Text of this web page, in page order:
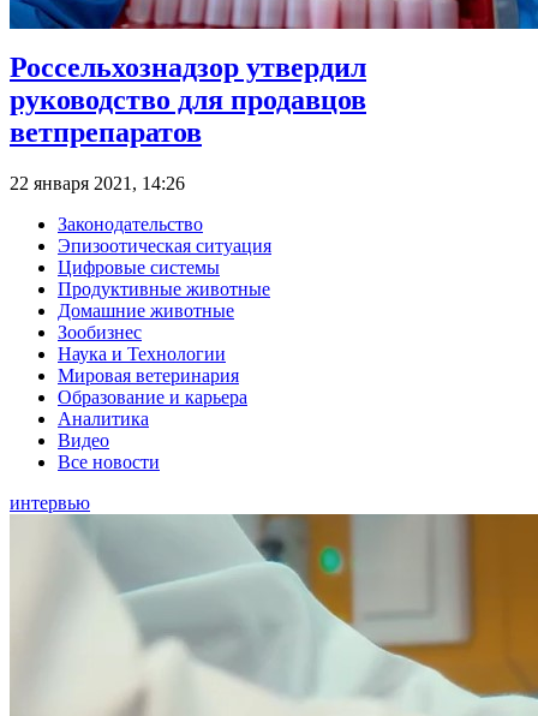
Россельхознадзор утвердил
руководство для продавцов
ветпрепаратов
22 января 2021, 14:26
Законодательство
Эпизоотическая ситуация
Цифровые системы
Продуктивные животные
Домашние животные
Зообизнес
Наука и Технологии
Мировая ветеринария
Образование и карьера
Аналитика
Видео
Все новости
интервью